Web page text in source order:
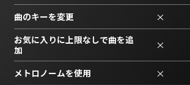
曲のキーを変更 ×
お気に入りに上限なしで曲を追
加
×
メトロノームを使用 ×